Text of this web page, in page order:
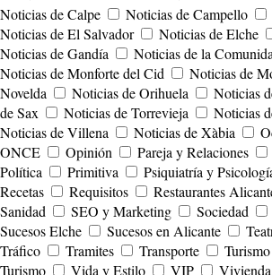
Noticias de Calpe
Noticias de Campello
Noticias de El Salvador
Noticias de Elche
Noticias de Gandía
Noticias de la
Noticias de Monforte del Cid
Noticias de
Novelda
Noticias de Orihuela Noticias
de Sax
Noticias de Torrevieja
Noticias
Noticias de Villena
Noticias de Xàbia
ONCE
Opinión Pareja y Relaciones
Política
Primitiva Psiquiatría y
Recetas
Requisitos Restaurantes
Sanidad
SEO y Marketing Sociedad
Sucesos Elche
Sucesos en Alicante
Tráfico
Tramites Transporte
Turismo
Vida y Estilo VIP Vivienda